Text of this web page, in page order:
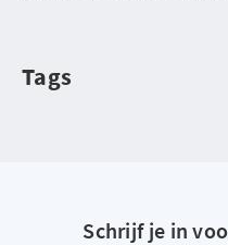
Tags
Schrijf je in